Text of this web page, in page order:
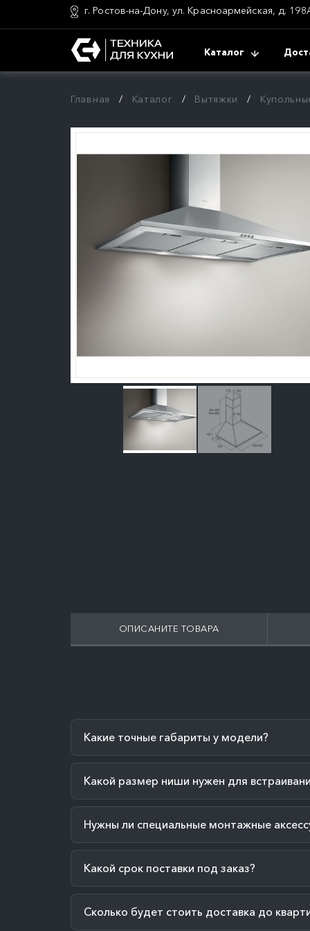
г. Ростов-на-Дону, ул. Красноармейская, д.
Каталог
Главная Каталог Вытяжки
ОПИСАНИТЕ ТОВАРА
Какие точные габариты у модели?
Какой размер ниши нужен для
Нужны ли специальные монтажные
Какой срок поставки под заказ?
Сколько будет стоить доставка до